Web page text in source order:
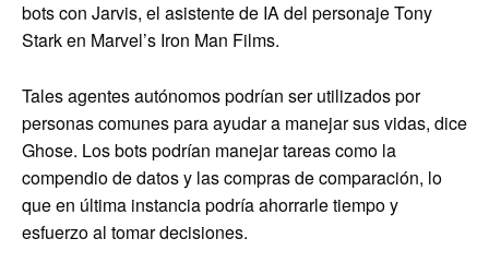
bots con Jarvis, el asistente de IA del personaje Tony
Stark en Marvel’s Iron Man Films.
Tales agentes autónomos podrían ser utilizados por
personas comunes para ayudar a manejar sus vidas, dice
Ghose. Los bots podrían manejar tareas como la
compendio de datos y las compras de comparación, lo
que en última instancia podría ahorrarle tiempo y
esfuerzo al tomar decisiones.